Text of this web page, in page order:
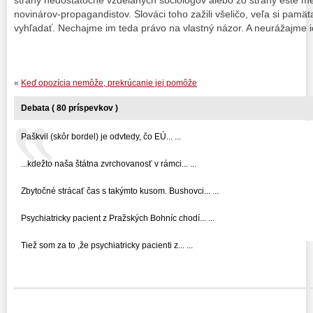
novinárov-propagandistov. Slováci toho zažili všeličo, veľa si
vyhľadať. Nechajme im teda právo na vlastný názor. A neurážajme
« Keď opozícia nemôže, prekrúcanie jej pomôže
Debata ( 80 príspevkov )
Paškvil (skôr bordel) je odvtedy, čo EÚ... ...
...kdežto naša štátna zvrchovanosť v rámci... ...
Zbytočné strácať čas s takýmto kusom. Bushovci... ...
Psychiatricky pacient z Pražských Bohníc chodí... ...
Tiež som za to ,že psychiatricky pacienti z... ...